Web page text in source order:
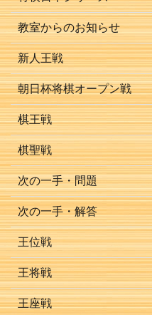
教室からのお知らせ
新人王戦
朝日杯将棋オープン戦
棋王戦
棋聖戦
次の一手・問題
次の一手・解答
王位戦
王将戦
王座戦